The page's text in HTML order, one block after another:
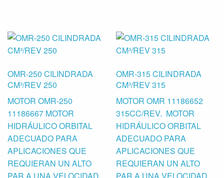
OMR-250 CILINDRADA
CM³/REV 250
MOTOR OMR-250
11186667 MOTOR
HIDRÁULICO ORBITAL
ADECUADO PARA
APLICACIONES QUE
REQUIERAN UN ALTO
OMR-315 CILINDRADA
CM³/REV 315
MOTOR OMR 11186652
315CC/REV. MOTOR
HIDRÁULICO ORBITAL
ADECUADO PARA
APLICACIONES QUE
REQUIERAN UN ALTO